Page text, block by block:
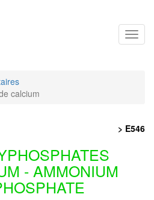
calcium
> E546
- AMMONIUM